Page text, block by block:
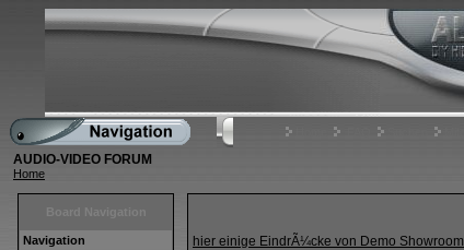
AUDIO-VIDEO FORUM
Home
Navigation
hier einige EindrÃ¼cke von Demo Showroom